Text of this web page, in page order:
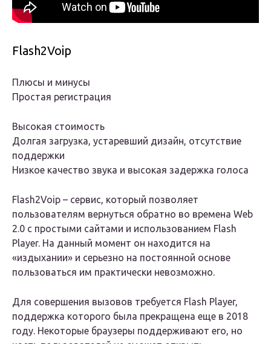
Flash2Voip
Плюсы и минусы
Простая регистрация
Высокая стоимость
Долгая загрузка, устаревший дизайн, отсутствие
поддержки
Низкое качество звука и высокая задержка голоса
Flash2Voip – сервис, который позволяет
пользователям вернуться обратно во времена Web
2.0 с простыми сайтами и использованием Flash
Player. На данный момент он находится на
«издыхании» и серьезно на постоянной основе
пользоваться им практически невозможно.
Для совершения вызовов требуется Flash Player,
поддержка которого была прекращена еще в 2018
году. Некоторые браузеры поддерживают его, но